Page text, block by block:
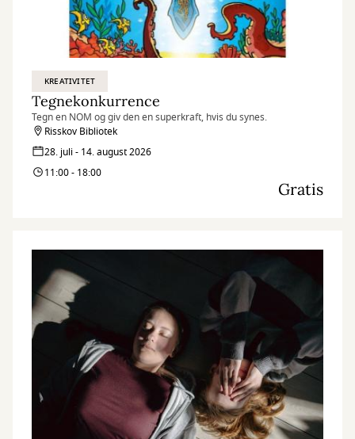
KREATIVITET
Tegnekonkurrence
Tegn en NOM og giv den en superkraft, hvis du synes.
Risskov Bibliotek
28. juli - 14. august 2026
11:00 - 18:00
Gratis